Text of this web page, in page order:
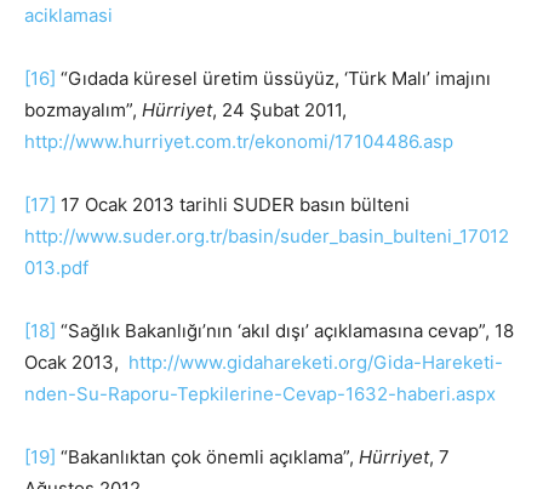
aciklamasi
[16] “Gıdada küresel üretim üssüyüz, ‘Türk Malı’ imajını
bozmayalım”, Hürriyet, 24 Şubat 2011,
http://www.hurriyet.com.tr/ekonomi/17104486.asp
[17] 17 Ocak 2013 tarihli SUDER basın bülteni
http://www.suder.org.tr/basin/suder_basin_bulteni_17012
013.pdf
[18] “Sağlık Bakanlığı’nın ‘akıl dışı’ açıklamasına cevap”, 18
Ocak 2013, http://www.gidahareketi.org/Gida-Hareketi-
nden-Su-Raporu-Tepkilerine-Cevap-1632-haberi.aspx
[19] “Bakanlıktan çok önemli açıklama”, Hürriyet, 7